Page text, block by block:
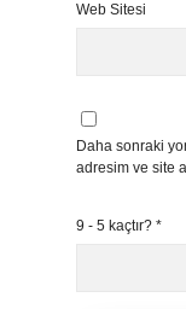
Web Sitesi
Daha sonraki
adresim ve site
9 - 5 kaçtır? *